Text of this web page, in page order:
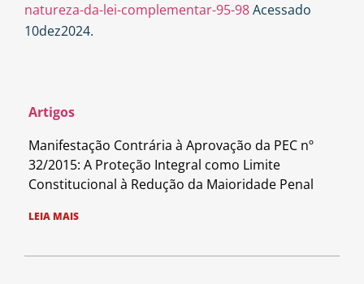
natureza-da-lei-complementar-95-98Acessado
10dez2024.
Artigos
Manifestação Contrária à Aprovação da PEC nº
32/2015: A Proteção Integral como Limite
Constitucional à Redução da Maioridade Penal
LEIA MAIS